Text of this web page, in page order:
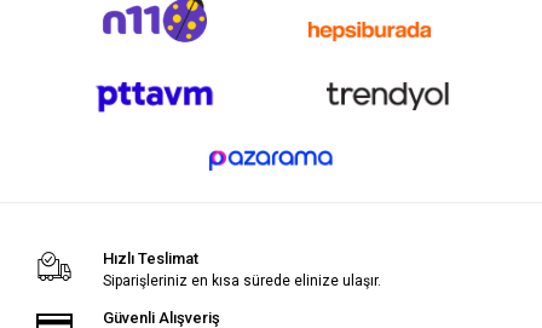
Hızlı Teslimat
Siparişleriniz en kısa sürede elinize ulaşır.
Güvenli Alışveriş